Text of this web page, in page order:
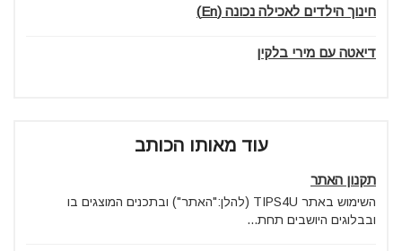
חינוך הילדים לאכילה נכונה (En)
דיאטה עם מירי בלקין
עוד מאותו הכותב
תקנון האתר
השימוש באתר TIPS4U (להלן:"האתר") ובתכנים המוצגים בו
ובבלוגים היושבים תחת...